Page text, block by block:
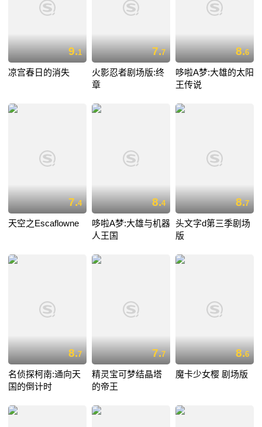
9.1
凉宫春日的消失
7.7
火影忍者剧场版:终
章
8.6
哆啦A梦:大雄的太阳
王传说
7.4
天空之Escaflowne
8.4
哆啦A梦:大雄与机器
人王国
8.7
头文字d第三季剧场
版
8.7
名侦探柯南:通向天
国的倒计时
7.7
精灵宝可梦结晶塔
的帝王
8.6
魔卡少女樱 剧场版